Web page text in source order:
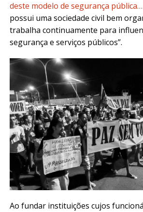
deste modelo de segurança pública…
possui uma sociedade civil bem
trabalha continuamente para
segurança e serviços públicos”.
Ao fundar instituições cujos